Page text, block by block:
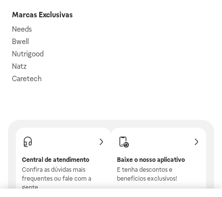
Marcas Exclusivas
Needs
Bwell
Nutrigood
Natz
Caretech
Central de atendimento
Confira as dúvidas mais
frequentes ou fale com a
gente.
Baixe o nosso aplicativo
E tenha descontos e
benefícios exclusivos!